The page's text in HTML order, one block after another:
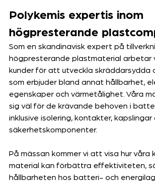
Polykemis expertis inom
högpresterande
Som en skandinavisk expert på
högpresterande plastmaterial arbetar
kunder för att utveckla skräddarsydda
som erbjuder bland annat hållbarhet,
egenskaper och värmetålighet. Våra
sig väl för de krävande behoven i
inklusive isolering, kontakter, kapslingar
säkerhetskomponenter.
På mässan kommer vi att visa hur våra
material kan förbättra effektiviteten,
hållbarheten hos batteri- och